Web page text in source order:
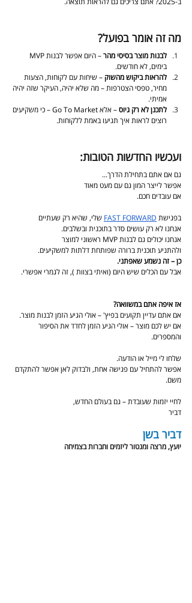
מה זה אומר בפועל?
לבנות מוצר בסיסי מהר
בימים, לא חודשים.
להראות ביקוש מהשוק – שיחות עם לקוחות, הצעות
מחיר, טפסי הצטרפות – מה שלא יהיה, העיקר שזה יהיה
אמיתי.
לתכנן לא רק גיוס
– אלא Go To Market – כי משקיעים
רוצים לראות איך תגיעו באמת ללקוחות.
ועכשיו החדשות הטובות:
גם אם אתם בתחילת הדרך...
אפשר לייצר המון גם עם מעט מאוד
אם עובדים חכם.
בפגישת FAST FORWARD שלי, שהיא רק שעתיים
אנחנו לא רק עושים סדר בתוכנית ובשלבים.
אנחנו יכולים גם לבנות MVP ראשוני למוצר
ולהתניע תוכנית ברורה שפותחת דלתות למשקיעים.
כן – זה נשמע שאפתני.
אבל עם הכלים שיש היום (ואיתי בצוות ), זה לגמרי אפשרי.
אז איפה אתם במשוואה?
אם אתם עדיין תקועים בפיץ' – אולי הגיע הזמן לבנות מוצר.
אם יש לכם מוצר – אולי הגיע הזמן לחדד את הסיפור
והמספרים.
שלחו לי מייל או הודעה.
אפשר להתחיל עם פגישה אחת, ולבדוק לאן אפשר להתקדם
משם.
לחיי יזמות שעובדת – גם בעולם החדש,
דביר
דביר בשן
יועץ, מרצה ומנטור ליזמים וחברות בצמיחה